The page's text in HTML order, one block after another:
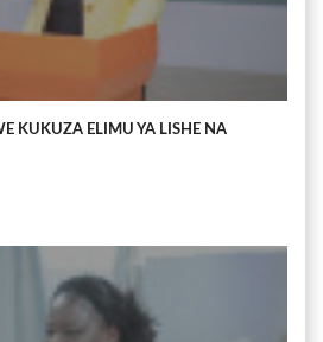
KUKUZA ELIMU YA LISHE NA